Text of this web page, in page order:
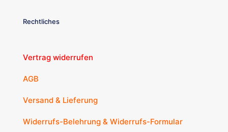
Rechtliches
Vertrag widerrufen
AGB
Versand & Lieferung
Widerrufs-Belehrung & Widerrufs-Formular